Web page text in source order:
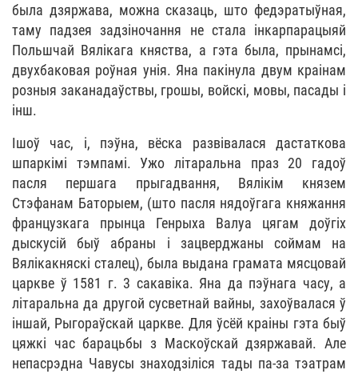
была дзяржава, можна сказаць, што федэратыўная,
таму падзея задзіночання не стала інкарпарацыяй
Польшчай Вялікага княства, а гэта была, прынамсі,
двухбаковая роўная унія. Яна пакінула двум краінам
розныя заканадаўствы, грошы, войскі, мовы, пасады і
інш.
Ішоў час, і, пэўна, вёска развівалася дастаткова
шпаркімі тэмпамі. Ужо літаральна праз 20 гадоў
пасля першага прыгадвання, Вялікім князем
Стэфанам Баторыем, (што пасля нядоўгага княжання
французкага прынца Генрыха Валуа цягам доўгіх
дыскусій быў абраны і зацверджаны соймам на
Вялікакняскі сталец), была выдана грамата мясцовай
царкве ў 1581 г. 3 сакавіка. Яна да пэўнага часу, а
літаральна да другой сусветнай вайны, захоўвалася ў
іншай, Рыгораўскай царкве. Для ўсёй краіны гэта быў
цяжкі час барацьбы з Маскоўскай дзяржавай. Але
непасрэдна Чавусы знаходзіліся тады па-за тэатрам